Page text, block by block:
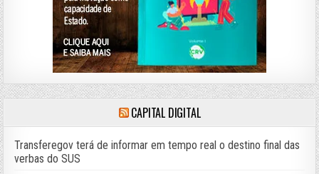
CAPITAL DIGITAL
Transferegov terá de informar em tempo real o destino final das
verbas do SUS